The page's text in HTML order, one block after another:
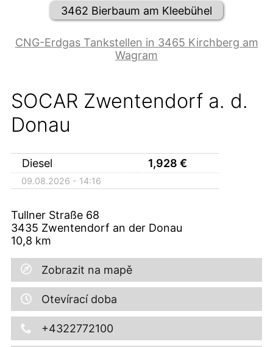
3462 Bierbaum am Kleebühel
CNG-Erdgas Tankstellen in 3465 Kirchberg am
Wagram
SOCAR Zwentendorf a. d.
Donau
Diesel 1,928 €
09.08.2026 - 14:16
Tullner Straße 68
3435 Zwentendorf an der Donau
10,8 km
Zobrazit na mapě
Otevírací doba
+4322772100